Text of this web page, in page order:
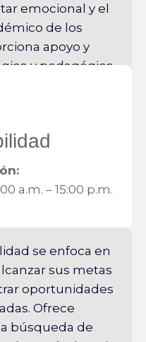
emocional y el
de los
apoyo y
y pedagógico
a.m. – 15:00 p.m.
se enfoca en
sus metas
oportunidades
Ofrece
búsqueda de